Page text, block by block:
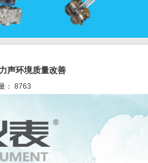
声环境质量改善
： 8763